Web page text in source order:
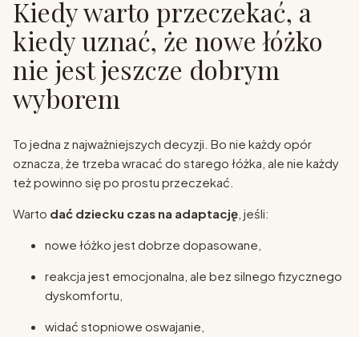
Kiedy warto przeczekać, a
kiedy uznać, że nowe łóżko
nie jest jeszcze dobrym
wyborem
To jedna z najważniejszych decyzji. Bo nie każdy opór
oznacza, że trzeba wracać do starego łóżka, ale nie każdy
też powinno się po prostu przeczekać.
Warto dać dziecku czas na adaptację , jeśli:
nowe łóżko jest dobrze dopasowane,
reakcja jest emocjonalna, ale bez silnego fizycznego
dyskomfortu,
widać stopniowe oswajanie,